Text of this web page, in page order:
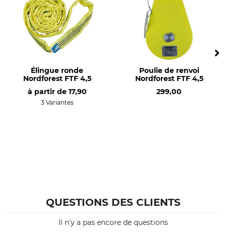
Élingue ronde
Nordforest FTF 4,5
à partir de 17,90
3 Variantes
Poulie de renvoi
Nordforest FTF 4,5
299,00
QUESTIONS DES CLIENTS
Il n'y a pas encore de questions